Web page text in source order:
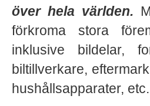
över hela världen.
förkroma stora
inklusive bildelar,
biltillverkare,
hushållsapparater, etc.